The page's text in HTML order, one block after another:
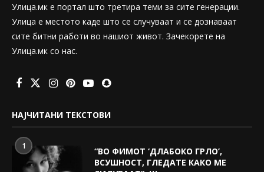
Улица.мк е портал што третира теми за сите генерации.
Улица е местото каде што се случуваат и се дознаваат
сите битни работи во нашиот живот. Зачекорете на
Улица.мк со нас.
НАЈЧИТАНИ ТЕКСТОВИ
1
“ВО ФИМОТ ‘ДЛАБОКО ГРЛО’,
ВСУШНОСТ, ГЛЕДАТЕ КАКО МЕ